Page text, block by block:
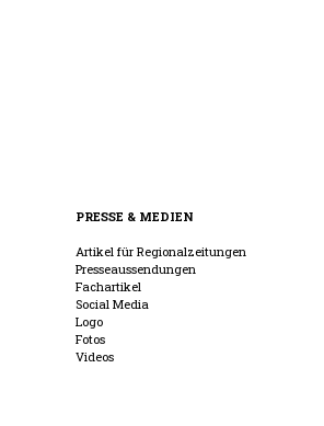
PRESSE & MEDIEN
Artikel für Regionalzeitungen
Presseaussendungen
Fachartikel
Social Media
Logo
Fotos
Videos